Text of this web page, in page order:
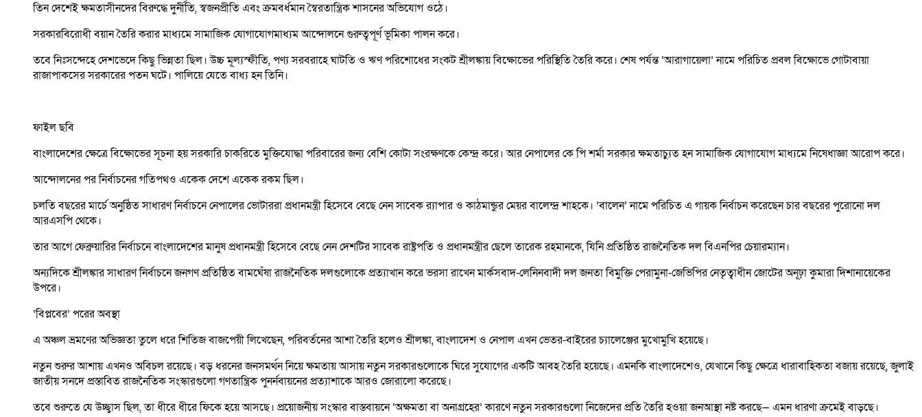
তিন দেশেই ক্ষমতাসীনদের বিরুদ্ধে দুর্নীতি, স্বজনপ্রীতি এবং ক্রমবর্ধমান স্বৈরতান্ত্রিক শাসনের অভিযোগ ওঠে।
সরকারবিরোধী বয়ান তৈরি করার মাধ্যমে সামাজিক যোগাযোগমাধ্যম আন্দোলনে গুরুত্বপূর্ণ ভূমিকা পালন করে।
তবে নিঃসন্দেহে দেশভেদে কিছু ভিন্নতা ছিল। উচ্চ মূল্যস্ফীতি, পণ্য সরবরাহে ঘাটতি ও ঋণ পরিশোধের সংকট শ্রীলঙ্কায় বিক্ষোভের পরিস্থিতি তৈরি করে। শেষ পর্যন্ত ‘আরাগায়েলা’ নামে পরিচিত প্রবল বিক্ষোভে গোটাবায়া
রাজাপাকসের সরকারের পতন ঘটে। পালিয়ে যেতে বাধ্য হন তিনি।
ফাইল ছবি
বাংলাদেশের ক্ষেত্রে বিক্ষোভের সূচনা হয় সরকারি চাকরিতে মুক্তিযোদ্ধা পরিবারের জন্য বেশি কোটা সংরক্ষণকে কেন্দ্র করে। আর নেপালের কে পি শর্মা সরকার ক্ষমতাচ্যুত হন সামাজিক যোগাযোগ মাধ্যমে নিষেধাজ্ঞা আরোপ করে।
আন্দোলনের পর নির্বাচনের গতিপথও একেক দেশে একেক রকম ছিল।
চলতি বছরের মার্চে অনুষ্ঠিত সাধারণ নির্বাচনে নেপালের ভোটাররা প্রধানমন্ত্রী হিসেবে বেছে নেন সাবেক র‌্যাপার ও কাঠমান্ডুর মেয়র বালেন্দ্র শাহকে। ‘বালেন’ নামে পরিচিত এ গায়ক নির্বাচন করেছেন চার বছরের পুরোনো দল
আরএসপি থেকে।
তার আগে ফেব্রুয়ারির নির্বাচনে বাংলাদেশের মানুষ প্রধানমন্ত্রী হিসেবে বেছে নেন দেশটির সাবেক রাষ্ট্রপতি ও প্রধানমন্ত্রীর ছেলে তারেক রহমানকে, যিনি প্রতিষ্ঠিত রাজনৈতিক দল বিএনপির চেয়ারম্যান।
অন্যদিকে শ্রীলঙ্কার সাধারণ নির্বাচনে জনগণ প্রতিষ্ঠিত বামঘেঁষা রাজনৈতিক দলগুলোকে প্রত্যাখান করে ভরসা রাখেন মার্কসবাদ-লেনিনবাদী দল জনতা বিমুক্তি পেরামুনা-জেভিপির নেতৃত্বাধীন জোটের অনূঢ়া কুমারা দিশানায়েকের
উপরে।
‘বিপ্লবের’ পরের অবস্থা
এ অঞ্চল ভ্রমণের অভিজ্ঞতা তুলে ধরে শিতিজ বাজপেয়ী লিখেছেন, পরিবর্তনের আশা তৈরি হলেও শ্রীলঙ্কা, বাংলাদেশ ও নেপাল এখন ভেতর-বাইরের চ্যালেঞ্জের মুখোমুখি হয়েছে।
নতুন শুরুর আশায় এখনও অবিচল রয়েছে। বড় ধরনের জনসমর্থন নিয়ে ক্ষমতায় আসায় নতুন সরকারগুলোকে ঘিরে সুযোগের একটি আবহ তৈরি হয়েছে। এমনকি বাংলাদেশেও, যেখানে কিছু ক্ষেত্রে ধারাবাহিকতা বজায় রয়েছে, জুলাই
জাতীয় সনদে প্রস্তাবিত রাজনৈতিক সংস্কারগুলো গণতান্ত্রিক পুনর্নবায়নের প্রত্যাশাকে আরও জোরালো করেছে।
তবে শুরুতে যে উচ্ছ্বাস ছিল, তা ধীরে ধীরে ফিকে হয়ে আসছে। প্রয়োজনীয় সংস্কার বাস্তবায়নে ‘অক্ষমতা বা অনাগ্রহের’ কারণে নতুন সরকারগুলো নিজেদের প্রতি তৈরি হওয়া জনআস্থা নষ্ট করছে— এমন ধারণা ক্রমেই বাড়ছে।